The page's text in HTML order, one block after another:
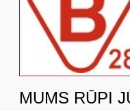
MUMS RŪPI